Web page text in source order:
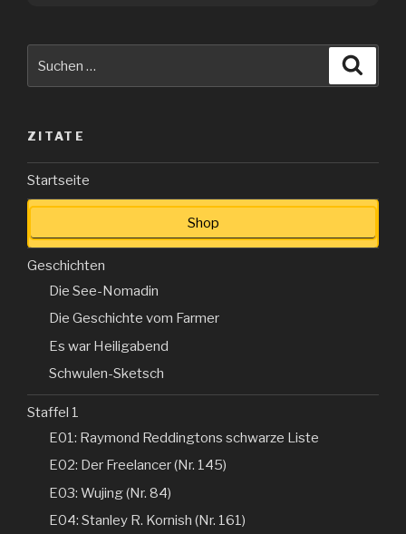
nach:
ZITATE
Startseite
Shop
Geschichten
Die See-Nomadin
Die Geschichte vom Farmer
Es war Heiligabend
Schwulen-Sketsch
Staffel 1
E01: Raymond Reddingtons schwarze Liste
E02: Der Freelancer (Nr. 145)
E03: Wujing (Nr. 84)
E04: Stanley R. Kornish (Nr. 161)